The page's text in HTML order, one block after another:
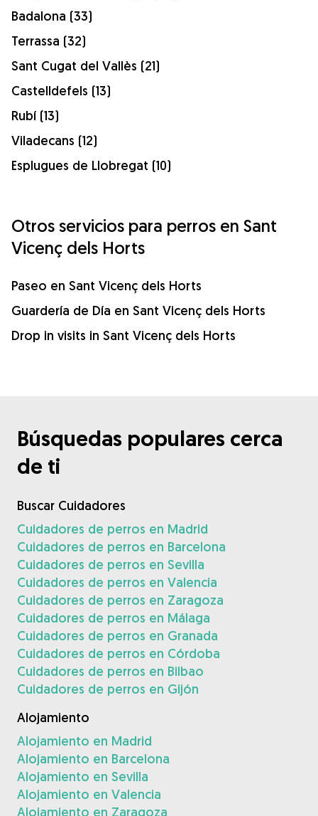
Badalona (33)
Terrassa (32)
Sant Cugat del Vallès (21)
Castelldefels (13)
Rubí (13)
Viladecans (12)
Esplugues de Llobregat (10)
Otros servicios para perros en Sant
Vicenç dels Horts
Paseo en Sant Vicenç dels Horts
Guardería de Día en Sant Vicenç dels Horts
Drop in visits in Sant Vicenç dels Horts
Búsquedas populares cerca
de ti
Buscar Cuidadores
Cuidadores de perros en Madrid
Cuidadores de perros en Barcelona
Cuidadores de perros en Sevilla
Cuidadores de perros en Valencia
Cuidadores de perros en Zaragoza
Cuidadores de perros en Málaga
Cuidadores de perros en Granada
Cuidadores de perros en Córdoba
Cuidadores de perros en Bilbao
Cuidadores de perros en Gijón
Alojamiento
Alojamiento en Madrid
Alojamiento en Barcelona
Alojamiento en Sevilla
Alojamiento en Valencia
Alojamiento en Zaragoza